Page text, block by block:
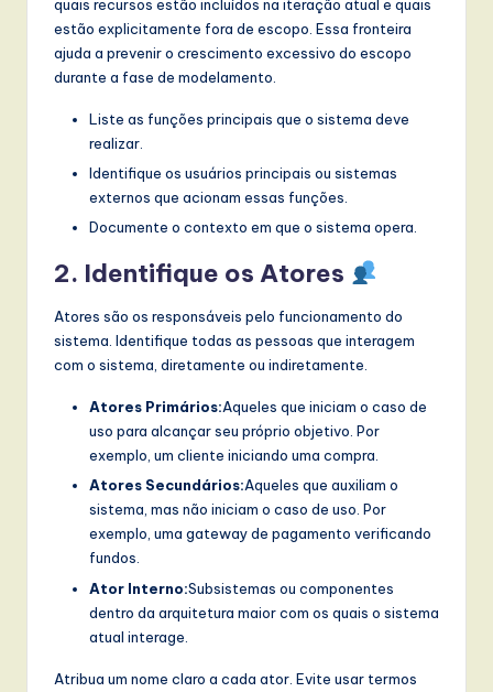
quais recursos estão incluídos na iteração atual e quais
estão explicitamente fora de escopo. Essa fronteira
ajuda a prevenir o crescimento excessivo do escopo
durante a fase de modelamento.
Liste as funções principais que o sistema deve
realizar.
Identifique os usuários principais ou sistemas
externos que acionam essas funções.
Documente o contexto em que o sistema opera.
2. Identifique os Atores
Atores são os responsáveis pelo funcionamento do
sistema. Identifique todas as pessoas que interagem
com o sistema, diretamente ou indiretamente.
Atores Primários:Aqueles que iniciam o caso de
uso para alcançar seu próprio objetivo. Por
exemplo, um cliente iniciando uma compra.
Atores Secundários:Aqueles que auxiliam o
sistema, mas não iniciam o caso de uso. Por
exemplo, uma gateway de pagamento verificando
fundos.
Ator Interno:Subsistemas ou componentes
dentro da arquitetura maior com os quais o sistema
atual interage.
Atribua um nome claro a cada ator. Evite usar termos